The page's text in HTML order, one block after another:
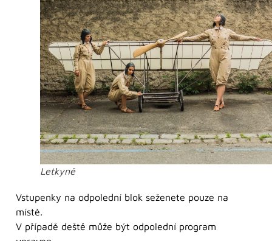
Letkyně
Vstupenky na odpolední blok seženete pouze na
místě.
V případě deště může být odpolední program